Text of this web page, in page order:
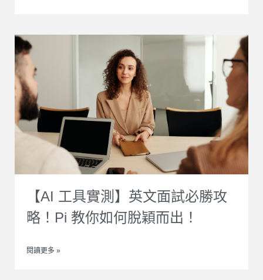
【AI 工具實測】英文面試必勝攻
略！Pi 教你如何脫穎而出！
閱讀更多 »